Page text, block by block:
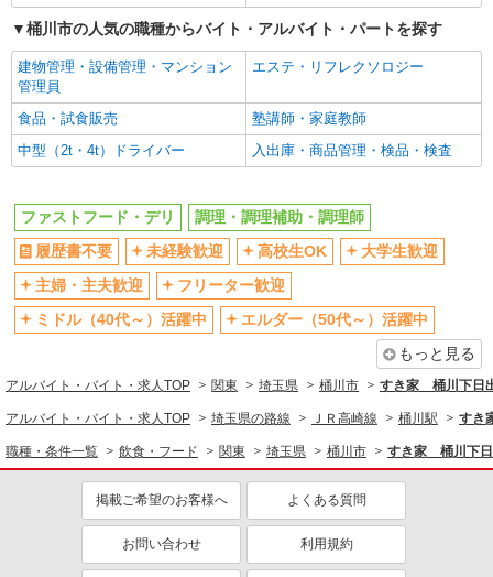
交通費支給
社会保険あり
まかない・食事補助
社割・特典あり
制服貸与
社員登用あり
同じ職種から求人を探す
ファストフード・デリ
調理・調理補助・調理師
同じ特徴から求人を探す
未経験歓迎
高校生OK
大学生歓迎
ミドル（40代～）活躍中
短時間勤務（1日4h以内）OK
扶養内勤務OK
交通費支給
社会保険あり
まかない・食事補助
社員登用あり
桶川市の人気の職種からバイト・アルバイト・パートを探す
建物管理・設備管理・マンション
管理員
エステ・リフレクソロジー
食品・試食販売
塾講師・家庭教師
中型（2t・4t）ドライバー
入出庫・商品管理・検品・検査
ファストフード・デリ
調理・調理補助・調理師
履歴書不要
未経験歓迎 高校生OK
大学生歓迎
主婦・主夫歓迎
フリーター歓迎
ミドル（40代～）活躍中
エルダー（50代～）活躍中
もっと見る
アルバイト・バイト・求人TOP 関東 埼玉県 桶川市 すき家 桶川下日
アルバイト・バイト・求人TOP 埼玉県の路線 ＪＲ高崎線 桶川駅 すき
職種・条件一覧 飲食・フード 関東 埼玉県 桶川市 すき家 桶川下日
掲載ご希望のお客様へ よくある質問
お問い合わせ 利用規約